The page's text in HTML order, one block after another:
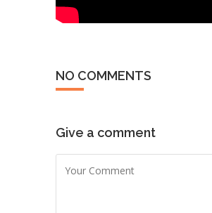
NO COMMENTS
Give a comment